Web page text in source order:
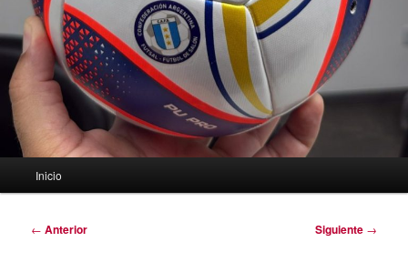
Inicio
Navegación
← Anterior Siguiente →